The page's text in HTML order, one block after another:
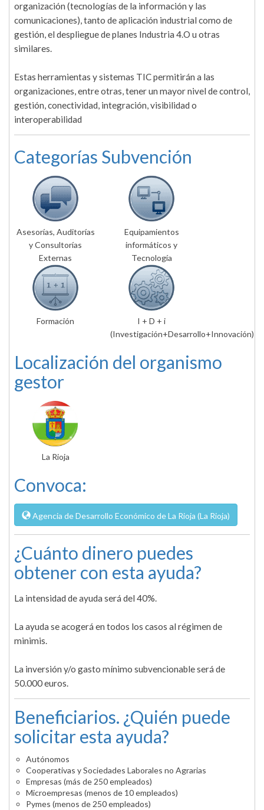
organización (tecnologías de la información y las
comunicaciones), tanto de aplicación industrial como de
gestión, el despliegue de planes Industria 4.O u otras
similares.
Estas herramientas y sistemas TIC permitirán a las
organizaciones, entre otras, tener un mayor nivel de control,
gestión, conectividad, integración, visibilidad o
interoperabilidad
Categorías Subvención
Asesorías, Auditorías
y Consultorías
Externas
Equipamientos
informáticos y
Tecnología
Formación
I + D + i
(Investigación+Desarrollo+Innovación)
Localización del organismo
gestor
La Rioja
Convoca:
Agencia de Desarrollo Económico de La Rioja (La Rioja)
¿Cuánto dinero puedes
obtener con esta ayuda?
La intensidad de ayuda será del 40%.
La ayuda se acogerá en todos los casos al régimen de
minimis.
La inversión y/o gasto mínimo subvencionable será de
50.000 euros.
Beneficiarios. ¿Quién puede
solicitar esta ayuda?
Autónomos
Cooperativas y Sociedades Laborales no Agrarias
Empresas (más de 250 empleados)
Microempresas (menos de 10 empleados)
Pymes (menos de 250 empleados)